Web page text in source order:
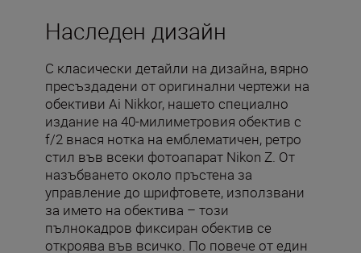
Наследен дизайн
С класически детайли на дизайна, вярно
пресъздадени от оригинални чертежи на
обективи Ai Nikkor, нашето специално
издание на 40-милиметровия обектив с
f/2 внася нотка на емблематичен, ретро
стил във всеки фотоапарат Nikon Z. От
назъбването около пръстена за
управление до шрифтовете, използвани
за името на обектива – този
пълнокадров фиксиран обектив се
откроява във всичко. По повече от един